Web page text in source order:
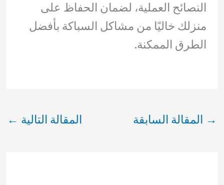
النصائح العملية، لضمان الحفاظ على
منزلك خاليًا من مشاكل السباكة بأفضل
الطرق الممكنة.
→ المقالة السابقة المقالة التالية ←